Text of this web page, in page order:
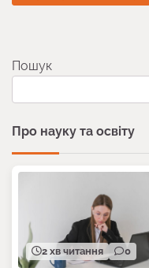
Пошук
Про науку та освіту
2 хв читання 0